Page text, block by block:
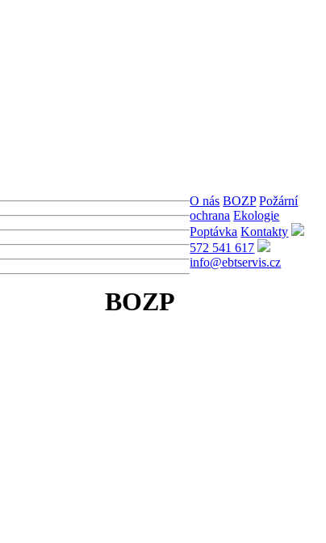
O nás BOZP Požární
ochrana Ekologie
Poptávka Kontakty
572 541 617
info@ebtservis.cz
BOZP